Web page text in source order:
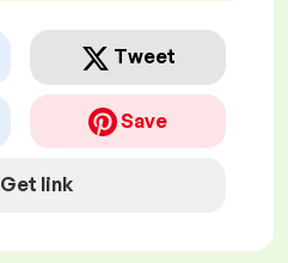
Tweet
Save
Get link